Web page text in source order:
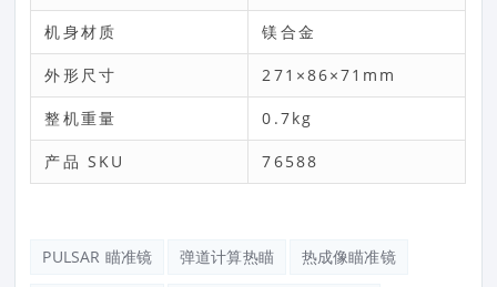
机身材质 镁合金
外形尺寸 271×86×71mm
整机重量 0.7kg
产品 SKU 76588
PULSAR 瞄准镜 弹道计算热瞄 热成像瞄准镜